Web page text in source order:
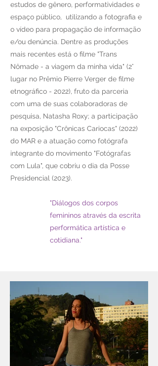
estudos de gênero, performatividades e
espaço público, utilizando a fotografia e
o vídeo para propagação de informação
e/ou denúncia. Dentre as produções
mais recentes está o filme "Trans
Nômade - a viagem da minha vida" (2°
lugar no Prêmio Pierre Verger de filme
etnográfico - 2022), fruto da parceria
com uma de suas colaboradoras de
pesquisa, Natasha Roxy; a participação
na exposição "Crônicas Cariocas" (2022)
do MAR e a atuação como fotógrafa
integrante do movimento "Fotógrafas
com Lula", que cobriu o dia da Posse
Presidencial (2023).
"Diálogos dos corpos
femininos através da escrita
performática artística e
cotidiana."